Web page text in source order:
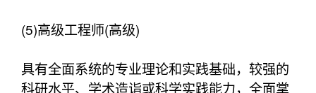
(5)高级工程师(高级)
具有全面系统的专业理论和实践基础，较强的
科研水平、学术造诣或科学实践能力，全面掌